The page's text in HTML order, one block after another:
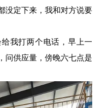
没定下来，我和对方说要
我打两个电话，早上一
问供应量，傍晚六七点是